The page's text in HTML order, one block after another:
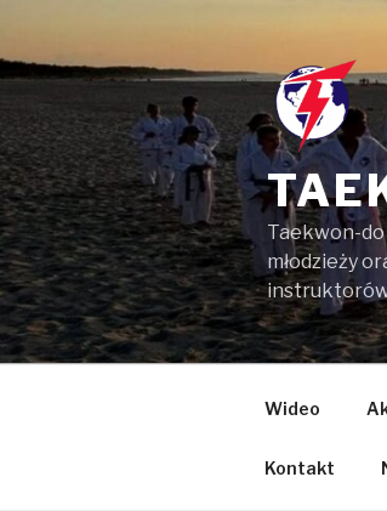
treści
Taekwon-do
młodzieży
Wideo
Kontakt